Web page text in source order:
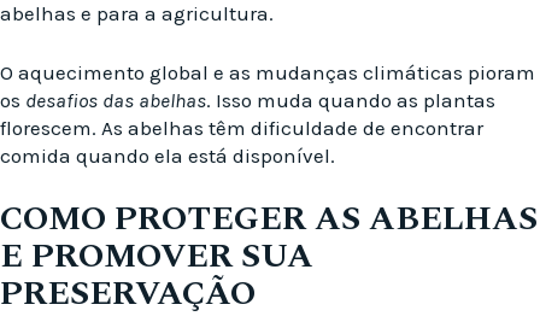
abelhas e para a agricultura.
O aquecimento global e as mudanças climáticas pioram
os desafios das abelhas. Isso muda quando as plantas
florescem. As abelhas têm dificuldade de encontrar
comida quando ela está disponível.
COMO PROTEGER AS ABELHAS
E PROMOVER SUA
PRESERVAÇÃO